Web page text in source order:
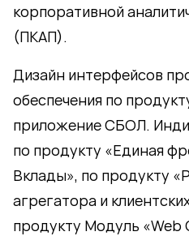
корпоративной
(ПКАП).
Дизайн интерфейсов
обеспечения по
приложение СБОЛ.
по продукту «Единая
Вклады», по продукту
агрегатора и
продукту Модуль